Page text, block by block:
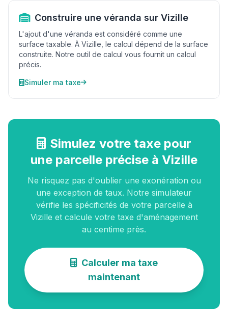
Construire une véranda sur Vizille
L'ajout d'une véranda est considéré comme une
surface taxable. À Vizille, le calcul dépend de la surface
construite. Notre outil de calcul vous fournit un calcul
précis.
Simuler ma taxe
Simulez votre taxe pour
une parcelle précise à Vizille
Ne risquez pas d'oublier une exonération ou
une exception de taux. Notre simulateur
vérifie les spécificités de votre parcelle à
Vizille et calcule votre taxe d'aménagement
au centime près.
Calculer ma taxe
maintenant